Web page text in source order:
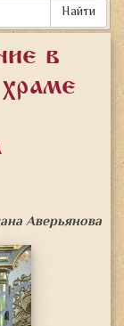
Найти
в
Аверьянова